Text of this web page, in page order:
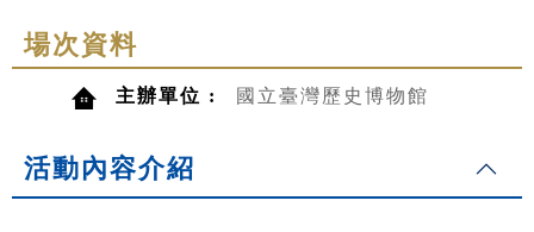
場次資料
主辦單位 : 國立臺灣歷史博物館
活動內容介紹